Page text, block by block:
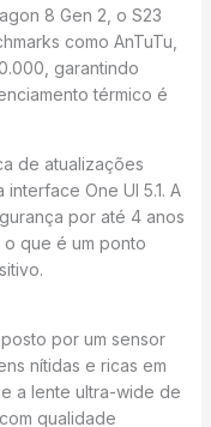
8 Gen 2, o S23
como AnTuTu,
garantindo
térmico é
de atualizações
One UI 5.1. A
por até 4 anos
que é um ponto
por um sensor
nítidas e ricas em
a lente ultra-wide de
qualidade